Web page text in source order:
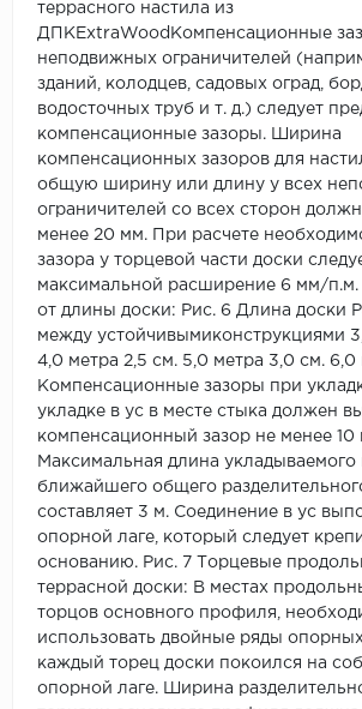
террасного настила из
ДПКExtraWoodКомпенсационные
неподвижных ограничителей
зданий, колодцев, садовых оград,
водосточных труб и т. д.) следует
компенсационные зазоры. Ширина
компенсационных зазоров для
общую ширину или длину у всех
ограничителей со всех сторон
менее 20 мм. При расчете
зазора у торцевой части доски
максимальной расширение 6 мм/п.м.
от длины доски: Рис. 6 Длина доски
между устойчивымиконструкциями
4,0 метра 2,5 см. 5,0 метра 3,0 см. 6,0
Компенсационные зазоры при
укладке в ус в месте стыка должен
компенсационный зазор не менее 10
Максимальная длина
ближайшего общего
составляет 3 м. Соединение в ус
опорной лаге, который следует
основанию. Рис. 7 Торцевые
террасной доски: В местах
торцов основного профиля,
использовать двойные ряды опорных
каждый торец доски покоился на
опорной лаге. Ширина